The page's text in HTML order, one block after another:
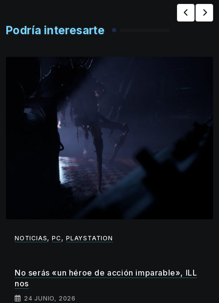
Podría interesarte
NOTICIAS,PC,PLAYSTATION
No serás «un héroe de acción imparable», ILL
nos
24 JUNIO, 2026